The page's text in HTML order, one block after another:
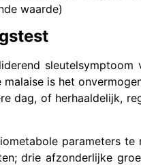
waarde)
sleutelsymptoom
is het
dag, of herhaaldelijk,
parameters te
drie afzonderlijke